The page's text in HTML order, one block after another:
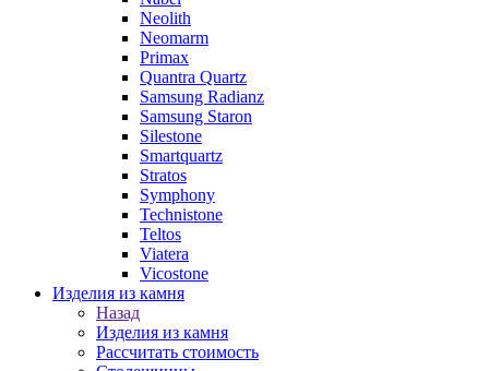
Neolith
Neomarm
Primax
Quantra Quartz
Samsung Radianz
Samsung Staron
Silestone
Smartquartz
Stratos
Symphony
Technistone
Teltos
Viatera
Vicostone
Изделия из камня
Назад
Изделия из камня
Рассчитать стоимость